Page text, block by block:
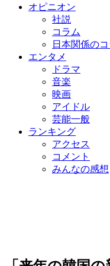
オピニオン
社説
コラム
日本関係の
エンタメ
ドラマ
音楽
映画
アイドル
芸能一般
ランキング
アクセス
コメント
みんなの感想